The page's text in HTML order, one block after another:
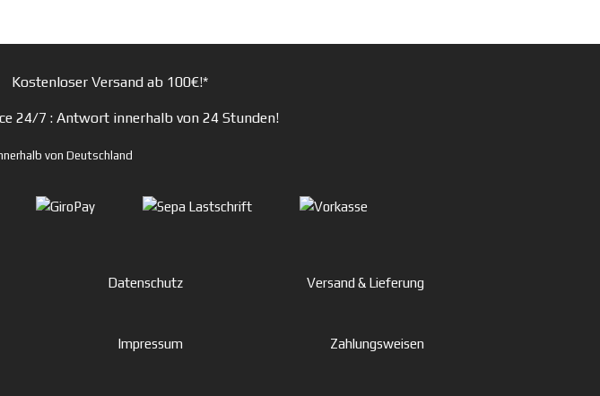
Kostenloser Versand ab 100€!*
24/7 : Antwort innerhalb von 24 Stunden!
von Deutschland
Datenschutz
Impressum
Versand & Lieferung
Zahlungsweisen